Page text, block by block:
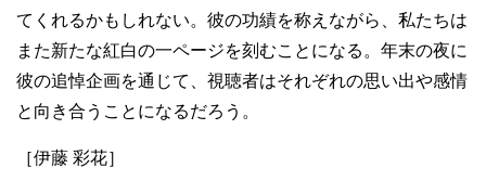
てくれるかもしれない。彼の功績を称えながら、私たちは
また新たな紅白の一ページを刻むことになる。年末の夜に
彼の追悼企画を通じて、視聴者はそれぞれの思い出や感情
と向き合うことになるだろう。
［伊藤 彩花］